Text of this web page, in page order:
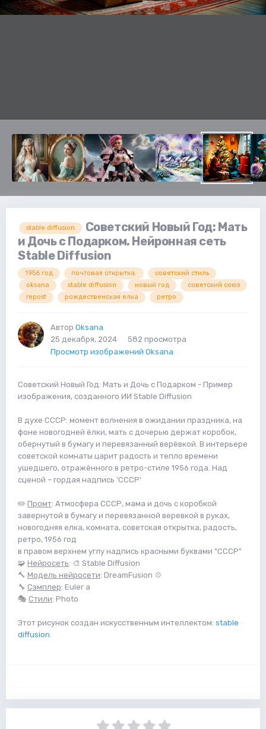
stable diffusion
Советский Новый Год: Мать
и Дочь с Подарком. Нейронная сеть
Stable Diffusion
1956 год почтовая открытка.
советский стиль
oksana
stable diffusion новый год
советский союз
repost
рождественская елка ретро
Автор Oksana
25 декабря, 2024
582 просмотра
Просмотр изображений Oksana
Советский Новый Год: Мать и Дочь с Подарком - Пример
изображения, созданного ИИ Stable Diffusion
В духе СССР: момент волнения в ожидании праздника, на
фоне новогодней ёлки, мать с дочерью держат коробок,
обернутый в бумагу и перевязанный верёвкой. В интерьере
советской комнаты царит радость и тепло времени
ушедшего, отражённого в ретро-стиле 1956 года. Над
сценой – гордая надпись 'CCCP'
✏️ Промт: Атмосфера СССР, мама и дочь с коробкой
завернутой в бумагу и перевязанной веревкой в руках,
новогодняя елка, комната, советская открытка, радость,
ретро, 1956 год
в правом верхнем углу надпись красными буквами "CCCP"
🧩 Нейросеть: 🎨 Stable Diffusion
🔨 Модель нейросети: DreamFusion 💠
🔧 Сэмплер: Euler a
🎭 Стили: Photo
Этот рисунок создан искусственным интеллектом: stable
diffusion